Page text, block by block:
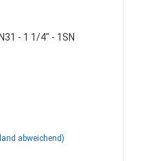
- 1 1/4" - 1SN
abweichend)